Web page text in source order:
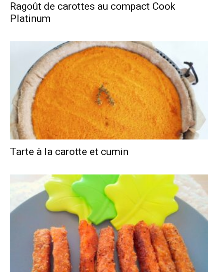
Ragoût de carottes au compact Cook
Platinum
Tarte à la carotte et cumin